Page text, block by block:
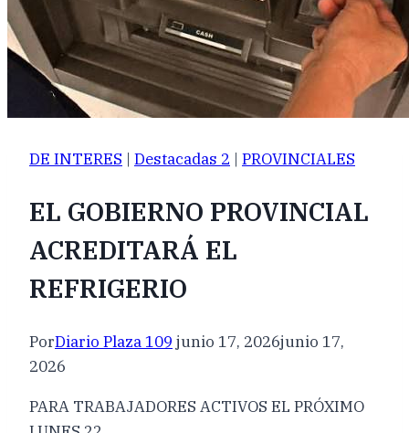
DE INTERES | Destacadas 2 | PROVINCIALES
EL GOBIERNO PROVINCIAL
ACREDITARÁ EL
REFRIGERIO
PorDiario Plaza 109 junio 17, 2026junio 17,
2026
PARA TRABAJADORES ACTIVOS EL PRÓXIMO